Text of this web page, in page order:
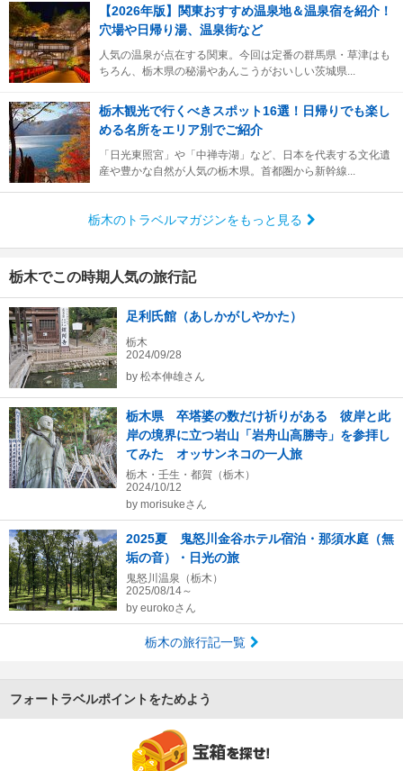
【2026年版】関東おすすめ温泉地＆温泉宿を紹介！
穴場や日帰り湯、温泉街など
人気の温泉が点在する関東。今回は定番の群馬県・草津はも
ちろん、栃木県の秘湯やあんこうがおいしい茨城県...
栃木観光で行くべきスポット16選！日帰りでも楽し
める名所をエリア別でご紹介
「日光東照宮」や「中禅寺湖」など、日本を代表する文化遺
産や豊かな自然が人気の栃木県。首都圏から新幹線...
栃木のトラベルマガジンをもっと見る
栃木でこの時期人気の旅行記
足利氏館（あしかがしやかた）
栃木
2024/09/28
by 松本伸雄さん
栃木県 卒塔婆の数だけ祈りがある 彼岸と此
岸の境界に立つ岩山「岩舟山高勝寺」を参拝し
てみた オッサンネコの一人旅
栃木・壬生・都賀（栃木）
2024/10/12
by morisukeさん
2025夏 鬼怒川金谷ホテル宿泊・那須水庭（無
垢の音）・日光の旅
鬼怒川温泉（栃木）
2025/08/14～
by eurokoさん
栃木の旅行記一覧
フォートラベルポイントをためよう